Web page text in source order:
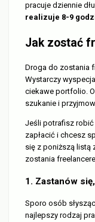
pracuje dziennie
realizuje 8-9
Jak zostać
Droga do zostania
Wystarczy
ciekawe portfolio.
szukanie i
Jeśli potrafisz
zapłacić i chcesz
się z poniższą listą
zostania
1. Zastanów
Sporo osób
najlepszy rodzaj